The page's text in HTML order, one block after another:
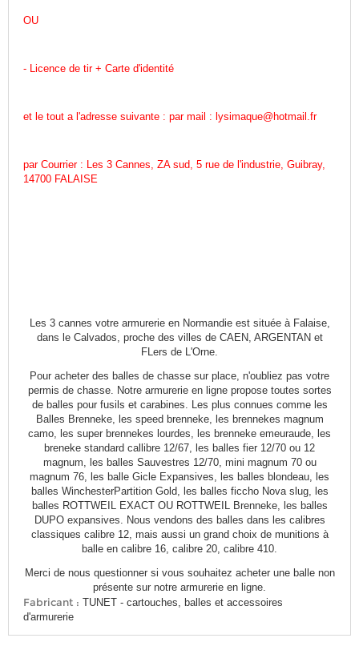
OU
- Licence de tir + Carte d'identité
et le tout a l'adresse suivante : par mail : lysimaque@hotmail.fr
par Courrier : Les 3 Cannes, ZA sud, 5 rue de l'industrie, Guibray,
14700 FALAISE
Les 3 cannes votre armurerie en Normandie est située à Falaise,
dans le Calvados, proche des villes de CAEN, ARGENTAN et
FLers de L'Orne.
Pour acheter des balles de chasse sur place, n'oubliez pas votre
permis de chasse. Notre armurerie en ligne propose toutes sortes
de balles pour fusils et carabines. Les plus connues comme les
Balles Brenneke, les speed brenneke, les brennekes magnum
camo, les super brennekes lourdes, les brenneke emeuraude, les
breneke standard callibre 12/67, les balles fier 12/70 ou 12
magnum, les balles Sauvestres 12/70, mini magnum 70 ou
magnum 76, les balle Gicle Expansives, les balles blondeau, les
balles WinchesterPartition Gold, les balles ficcho Nova slug, les
balles ROTTWEIL EXACT OU ROTTWEIL Brenneke, les balles
DUPO expansives. Nous vendons des balles dans les calibres
classiques calibre 12, mais aussi un grand choix de munitions à
balle en calibre 16, calibre 20, calibre 410.
Merci de nous questionner si vous souhaitez acheter une balle non
présente sur notre armurerie en ligne.
Fabricant : TUNET - cartouches, balles et accessoires
d'armurerie